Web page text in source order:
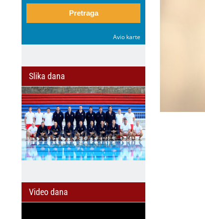
Pretraga
Avio karte
Slika dana
Video dana